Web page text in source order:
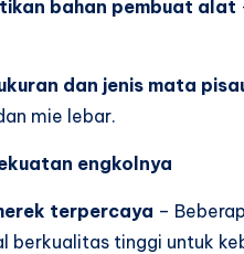
bahan pembuat alat
dan jenis mata
mie lebar.
engkolnya
terpercaya –
berkualitas tinggi untuk